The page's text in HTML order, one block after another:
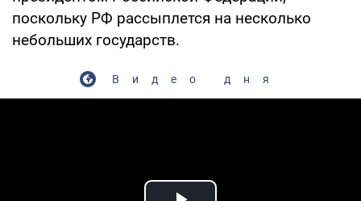
поскольку РФ рассыплется на несколько
небольших государств.
Видео дня